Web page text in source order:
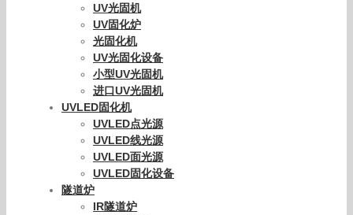
UV光固机
UV固化炉
光固化机
UV光固化设备
小型UV光固机
进口UV光固机
UVLED固化机
UVLED点光源
UVLED线光源
UVLED面光源
UVLED固化设备
隧道炉
IR隧道炉